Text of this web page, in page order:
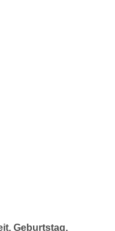
Geburtstag,